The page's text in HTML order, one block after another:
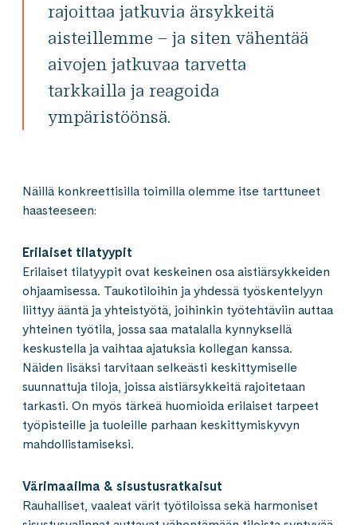
rajoittaa jatkuvia ärsykkeitä
aisteillemme – ja siten vähentää
aivojen jatkuvaa tarvetta
tarkkailla ja reagoida
ympäristöönsä.
Näillä konkreettisilla toimilla olemme itse tarttuneet
haasteeseen:
Erilaiset tilatyypit
Erilaiset tilatyypit ovat keskeinen osa aistiärsykkeiden
ohjaamisessa. Taukotiloihin ja yhdessä työskentelyyn
liittyy ääntä ja yhteistyötä, joihinkin työtehtäviin auttaa
yhteinen työtila, jossa saa matalalla kynnyksellä
keskustella ja vaihtaa ajatuksia kollegan kanssa.
Näiden lisäksi tarvitaan selkeästi keskittymiselle
suunnattuja tiloja, joissa aistiärsykkeitä rajoitetaan
tarkasti. On myös tärkeä huomioida erilaiset tarpeet
työpisteille ja tuoleille parhaan keskittymiskyvyn
mahdollistamiseksi.
Värimaailma & sisustusratkaisut
Rauhalliset, vaaleat värit työtiloissa sekä harmoniset